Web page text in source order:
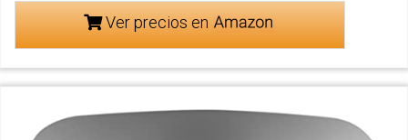
Ver precios en